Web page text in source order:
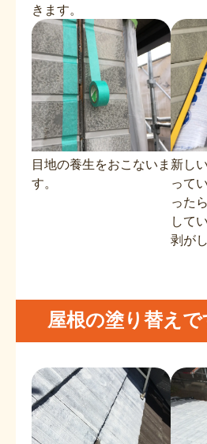
きます。
目地の養生をおこないま
す。
新し
って
った
して
剥が
屋根の塗り替えで